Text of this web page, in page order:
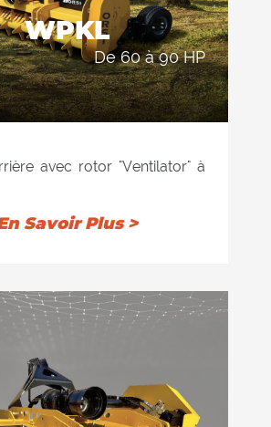
chacune position. Face
bisauté.
WPKL
de 60 à 90 HP
avec rotor "Ventilator" à
Le pick-up monté à l'avant
jusqu'à 6-8 cm de
de hachage se
avec des aciers à
Les 3 rangées de
installées à l'intérieur
Savoir Plus >